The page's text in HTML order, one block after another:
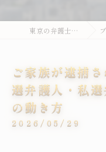
東京の弁護士なら舟渡国際法律事務所 ブログ
ご家族が逮捕
選弁護人・私
の動き方
2026/05/29